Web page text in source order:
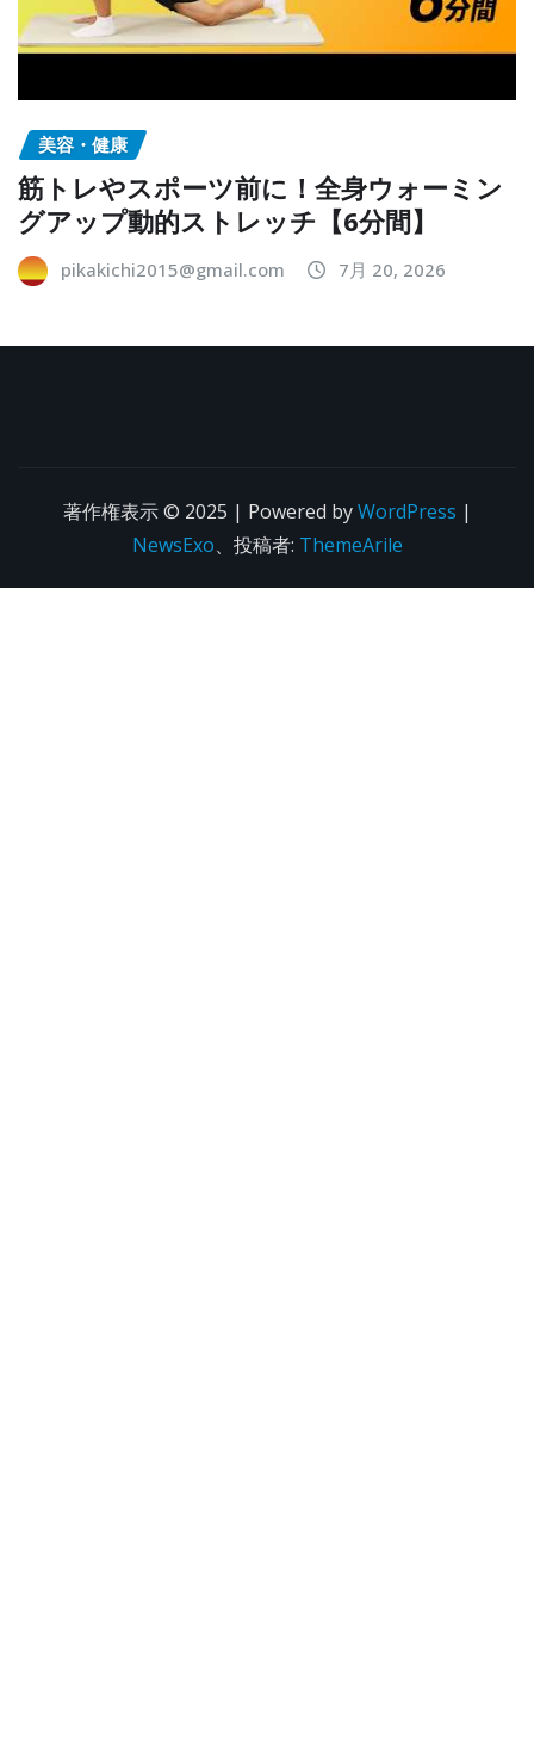
美容・健康
筋トレやスポーツ前に！全身ウォーミン
グアップ動的ストレッチ【6分間】
pikakichi2015@gmail.com 7月 20, 2026
著作権表示 © 2025 | Powered byWordPress |
NewsExo、投稿者: ThemeArile